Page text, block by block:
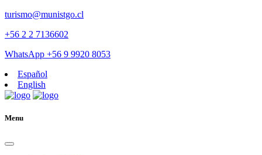
turismo@munistgo.cl
+56 2 2 7136602
WhatsApp +56 9 9920 8053
Español
English
Menu